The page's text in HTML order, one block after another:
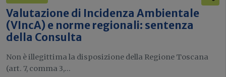
Valutazione di Incidenza Ambientale
(VIncA) e norme regionali: sentenza
della Consulta
Non è illegittima la disposizione della Regione Toscana
(art. 7, comma 3,...